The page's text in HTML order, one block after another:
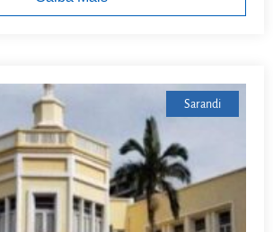
Sarandi